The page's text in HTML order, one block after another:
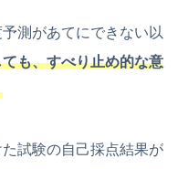
測があてにできない以
も、すべり止め的な意
試験の自己採点結果が